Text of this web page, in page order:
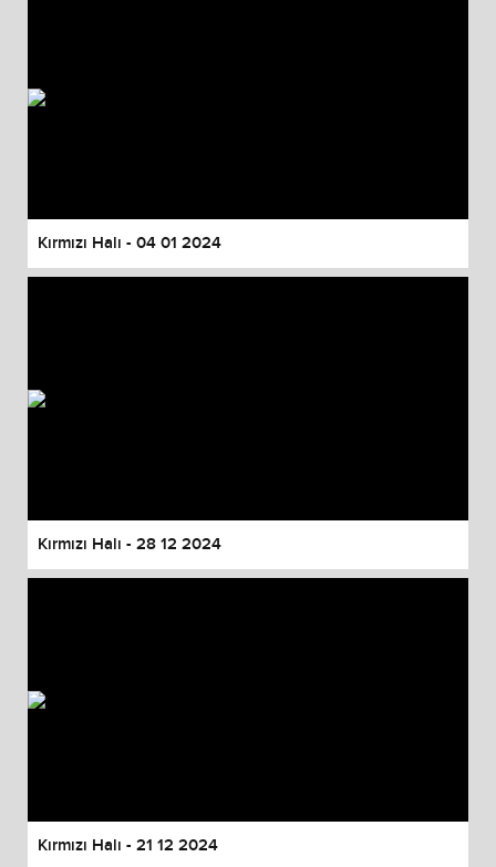
Kırmızı Halı - 04 01 2024
Kırmızı Halı - 28 12 2024
Kırmızı Halı - 21 12 2024